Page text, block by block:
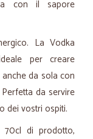
con il sapore
La Vodka
per creare
da sola con
da servire
dei vostri ospiti.
di prodotto,